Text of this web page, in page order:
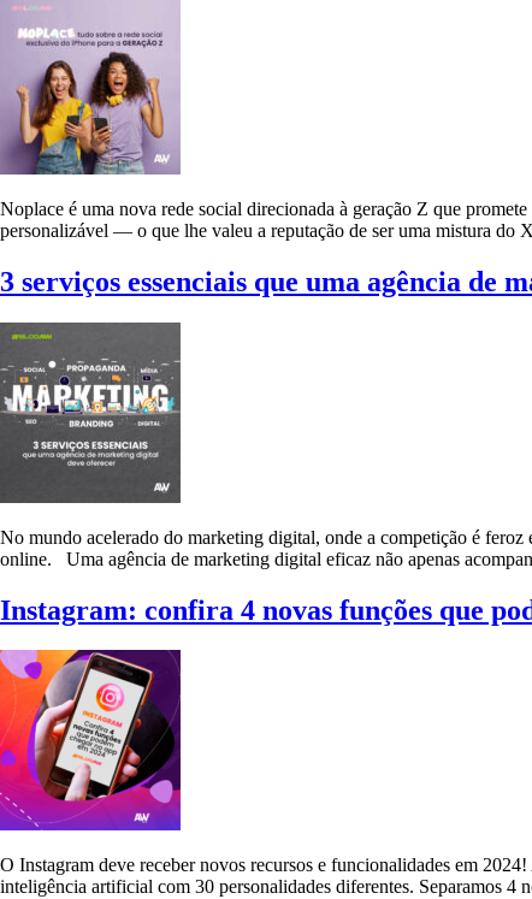
Noplace é uma nova rede social direcionada à geração Z que
personalizável — o que lhe valeu a reputação de ser uma mistura
3 serviços essenciais que uma agência de
No mundo acelerado do marketing digital, onde a competição é feroz
online. Uma agência de marketing digital eficaz não apenas
Instagram: confira 4 novas funções que
O Instagram deve receber novos recursos e funcionalidades em
inteligência artificial com 30 personalidades diferentes. Separamos 4